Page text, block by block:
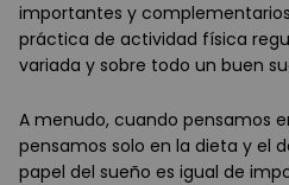
importantes y
práctica de actividad física
variada y sobre todo un buen
A menudo, cuando pensamos
pensamos solo en la dieta y el
papel del sueño es igual de